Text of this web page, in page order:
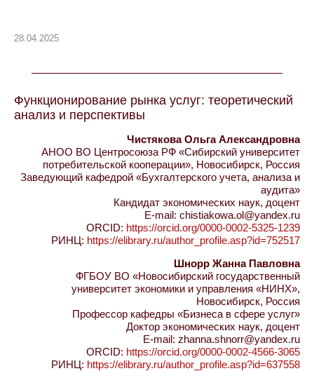
28.04.2025
Функционирование рынка услуг: теоретический
анализ и перспективы
Чистякова Ольга Александровна
АНОО ВО Центросоюза РФ «Сибирский университет
потребительской кооперации», Новосибирск, Россия
Заведующий кафедрой «Бухгалтерского учета, анализа и
аудита»
Кандидат экономических наук, доцент
E-mail: chistiakowa.ol@yandex.ru
ORCID: https://orcid.org/0000-0002-5325-1239
РИНЦ: https://elibrary.ru/author_profile.asp?id=752517
Шнорр Жанна Павловна
ФГБОУ ВО «Новосибирский государственный
университет экономики и управления «НИНХ»,
Новосибирск, Россия
Профессор кафедры «Бизнеса в сфере услуг»
Доктор экономических наук, доцент
E-mail: zhanna.shnorr@yandex.ru
ORCID: https://orcid.org/0000-0002-4566-3065
РИНЦ: https://elibrary.ru/author_profile.asp?id=637558